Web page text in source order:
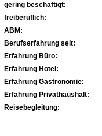
gering beschäftigt:
freiberuflich:
ABM:
Berufserfahrung seit:
Erfahrung Büro:
Erfahrung Hotel:
Erfahrung Gastronomie:
Erfahrung Privathaushalt:
Reisebegleitung: